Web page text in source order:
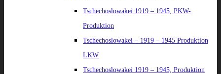
Tschechoslowakei 1919 – 1945, PKW-
Produktion
Tschechoslowakei – 1919 – 1945 Produktion
LKW
Tschechoslowakei 1919 – 1945, Produktion